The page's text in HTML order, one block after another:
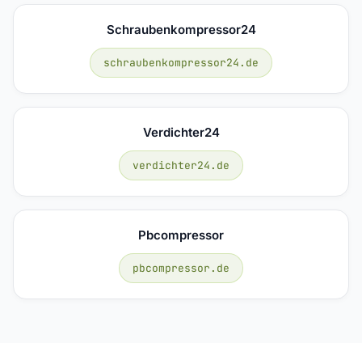
Schraubenkompressor24
schraubenkompressor24.de
Verdichter24
verdichter24.de
Pbcompressor
pbcompressor.de